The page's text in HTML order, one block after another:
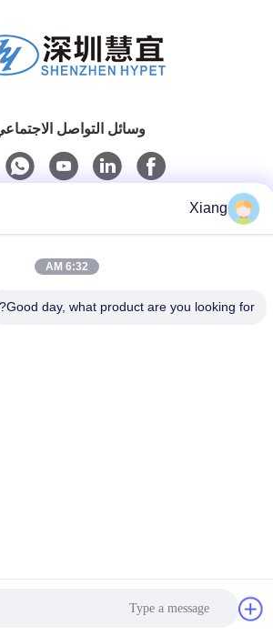
وسائل التواصل الاجتماعي
+86-755-25851003
البريد الإلكتروني
Xiang
6:32 AM
Good day, what product are you looking for?